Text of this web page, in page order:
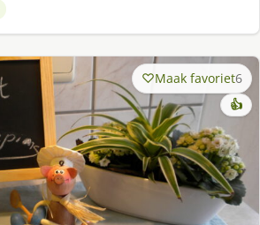
Maak favoriet6
👍